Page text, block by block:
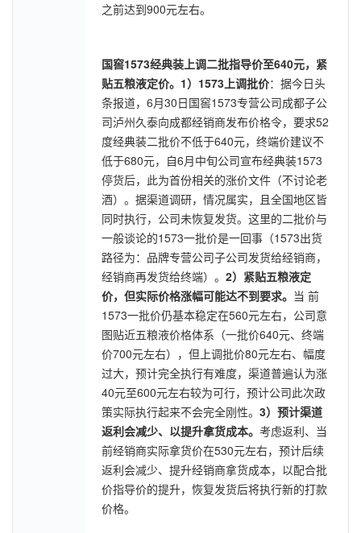
之前达到900元左右。
国窖1573经典装上调二批指导价至640元，紧
贴五粮液定价。 1）1573上调批价：据今日头
条报道，6月30日国窖1573专营公司成都子公
司泸州久泰向成都经销商发布价格令，要求52
度经典装二批价不低于640元，终端价建议不
低于680元，自6月中旬公司宣布经典装1573
停货后，此为首份相关的涨价文件（不讨论老
酒）。据渠道调研，情况属实，且全国地区皆
同时执行，公司未恢复发货。这里的二批价与
一般谈论的1573一批价是一回事（1573出货
路径为：品牌专营公司子公司发货给经销商，
经销商再发货给终端）。 2）紧贴五粮液定
价，但实际价格涨幅可能达不到要求。 当 前
1573一批价仍基本稳定在560元左右，公司意
图贴近五粮液价格体系（一批价640元、终端
价700元左右），但上调批价80元左右、幅度
过大，预计完全执行有难度，渠道普遍认为涨
40元至600元左右较为可行，预计公司此次政
策实际执行起来不会完全刚性。 3）预计渠道
返利会减少、以提升拿货成本。 考虑返利、当
前经销商实际拿货价在530元左右，预计后续
返利会减少、提升经销商拿货成本，以配合批
价指导价的提升，恢复发货后将执行新的打款
价格。